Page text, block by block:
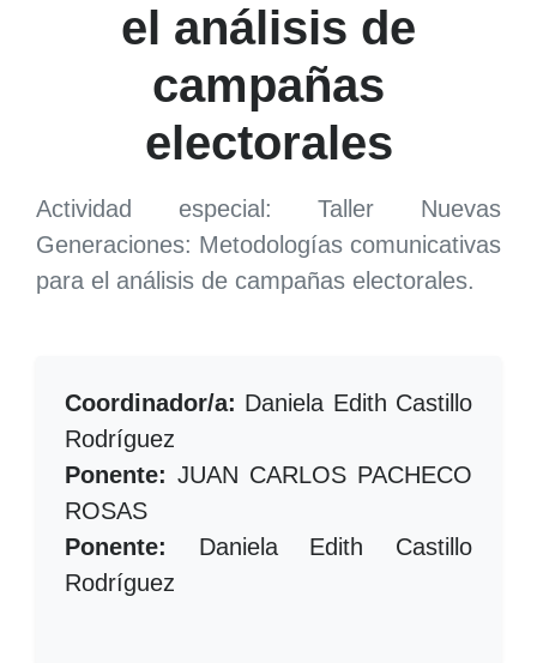
el análisis de
campañas
electorales
Actividad especial: Taller Nuevas
Generaciones: Metodologías comunicativas
para el análisis de campañas electorales.
Coordinador/a: Daniela Edith Castillo
Rodríguez
Ponente: JUAN CARLOS PACHECO
ROSAS
Ponente: Daniela Edith Castillo
Rodríguez